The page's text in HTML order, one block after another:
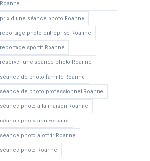
Roanne
prix d'une séance photo Roanne
reportage photo entreprise Roanne
reportage sportif Roanne
réserver une séance photo Roanne
séance de photo famille Roanne
séance de photo professionnel Roanne
séance photo a la maison Roanne
séance photo anniversaire
séance photo a offrir Roanne
séance photo Roanne